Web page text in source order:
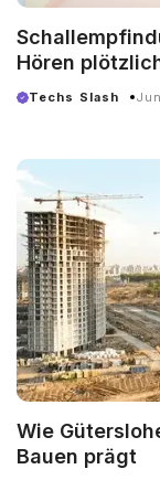
Hören
Techs Slash
Wie
Bauen prägt